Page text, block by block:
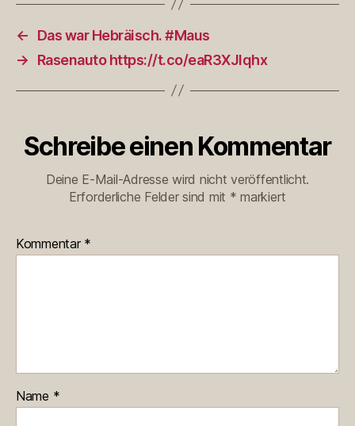
←
Das war Hebräisch. #Maus
→
Rasenauto https://t.co/eaR3XJlqhx
Schreibe einen Kommentar
Deine E-Mail-Adresse wird nicht veröffentlicht.
Erforderliche Felder sind mit * markiert
Kommentar *
Name *